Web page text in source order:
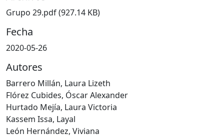
Grupo 29.pdf(927.14 KB)
Fecha
2020-05-26
Autores
Barrero Millán, Laura Lizeth
Flórez Cubides, Óscar Alexander
Hurtado Mejía, Laura Victoria
Kassem Issa, Layal
León Hernández, Viviana